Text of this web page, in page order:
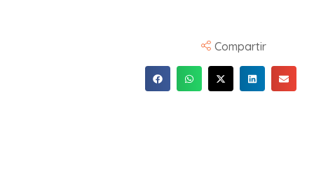
Compartir